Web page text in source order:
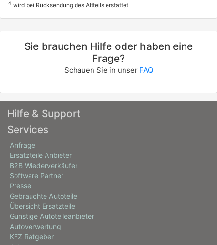
4 wird bei Rücksendung des Altteils erstattet
Sie brauchen Hilfe oder haben eine
Frage?
Schauen Sie in unser FAQ
Hilfe & Support
Services
Anfrage
Ersatzteile Anbieter
B2B Wiederverkäufer
Software Partner
Presse
Gebrauchte Autoteile
Übersicht Ersatzteile
Günstige Autoteileanbieter
Autoverwertung
KFZ Ratgeber